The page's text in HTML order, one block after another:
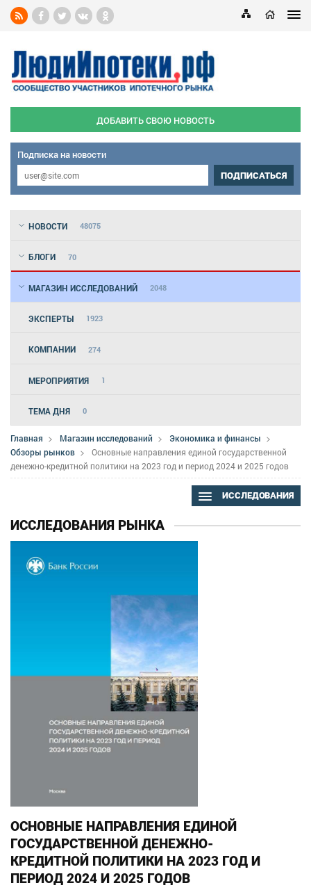
ДОБАВИТЬ СВОЮ НОВОСТЬ
Подписка на новости
ПОДПИСАТЬСЯ
НОВОСТИ 48075
БЛОГИ 70
МАГАЗИН ИССЛЕДОВАНИЙ 2048
ЭКСПЕРТЫ 1923
КОМПАНИИ 274
МЕРОПРИЯТИЯ 1
ТЕМА ДНЯ 0
Главная Магазин исследований
Экономика и финансы
Обзоры рынков
Основные направления единой государственной
денежно-кредитной политики на 2023 год и период 2024 и 2025 годов
ИССЛЕДОВАНИЯ
ИССЛЕДОВАНИЯ РЫНКА
ОСНОВНЫЕ НАПРАВЛЕНИЯ ЕДИНОЙ
ГОСУДАРСТВЕННОЙ ДЕНЕЖНО-
КРЕДИТНОЙ ПОЛИТИКИ НА 2023 ГОД И
ПЕРИОД 2024 И 2025 ГОДОВ